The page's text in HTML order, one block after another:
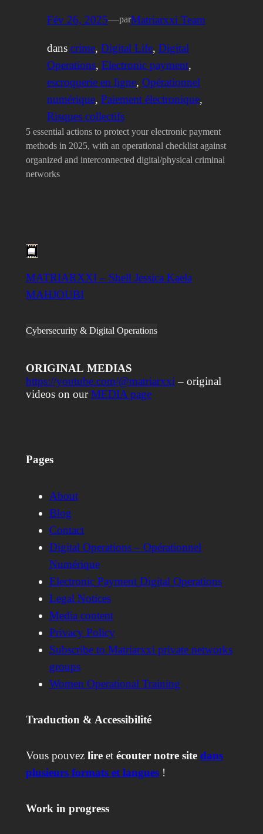
Fév 26, 2025—parMatriarxxi Team
dans crime, Digital Life, Digital
Operations, Electronic payment
escroquerie en ligne, Opérationnel
numérique, Paiement électronique
Risques collectifs
5 essential actions to protect your electronic payment
methods in 2025, with an operational checklist against
organized and interconnected digital/physical criminal
networks
MATRIARXXI – Shell Jessica Kaela
MAHJOUBI
Cybersecurity & Digital Operations
ORIGINAL MEDIAS
https://youtube.com/@matriarxxi – original
videos on ourMEDIA page
Pages
About
Blog
Contact
Digital Operations – Opérationnel
Numérique
Electronic Payment Digital Operations
Legal Notices
Media content
Privacy Policy
Subscribe to Matriarxxi private networks
groups
Women Operational Training
Traduction & Accessibilité
Vous pouvez lireet écouter notre site dans
plusieurs formats et langues!
Work in progress